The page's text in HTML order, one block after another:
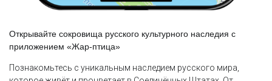
Открывайте сокровища русского культурного наследия с
приложением «Жар-птица»
Познакомьтесь с уникальным наследием русского мира,